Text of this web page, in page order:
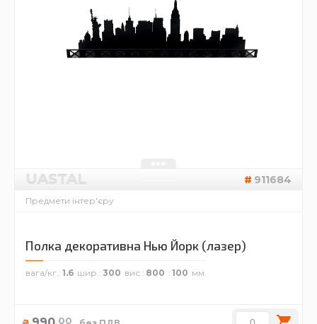
UASTAL 911684
Предмети інтер'єру
Полка декоративна Нью Йорк (лазер)
вага/кг. 1.6 шир. 300 вис. 800 100
00